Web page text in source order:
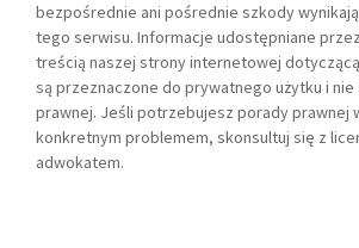
bezpośrednie ani pośrednie szkody
tego serwisu. Informacje udostępniane
treścią naszej strony internetowej
są przeznaczone do prywatnego użytku i
prawnej. Jeśli potrzebujesz porady prawnej
konkretnym problemem, skonsultuj się z
adwokatem.